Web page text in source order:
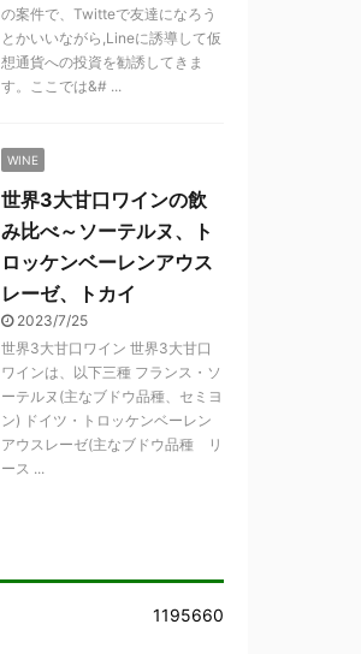
の案件で、Twitteで友達になろう
とかいいながら,Lineに誘導して仮
想通貨への投資を勧誘してきま
す。ここでは&# ...
WINE
世界3大甘口ワインの飲
み比べ～ソーテルヌ、ト
ロッケンベーレンアウス
レーゼ、トカイ
2023/7/25
世界3大甘口ワイン 世界3大甘口
ワインは、以下三種 フランス・ソ
ーテルヌ(主なブドウ品種、セミヨ
ン) ドイツ・トロッケンベーレン
アウスレーゼ(主なブドウ品種 リ
ース ...
1195660